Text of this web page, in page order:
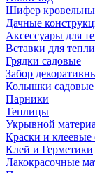
Шифер
Дачные
Аксессуары для
Вставки для
Грядки садовые
Забор
Колышки садовые
Парники
Теплицы
Укрывной
Краски и клеевые
Клей и Герметики
Лакокрасочные